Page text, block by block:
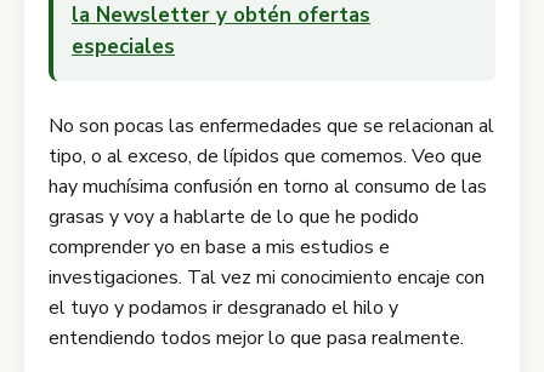
la Newsletter y obtén ofertas
especiales
No son pocas las enfermedades que se relacionan al
tipo, o al exceso, de lípidos que comemos. Veo que
hay muchísima confusión en torno al consumo de las
grasas y voy a hablarte de lo que he podido
comprender yo en base a mis estudios e
investigaciones. Tal vez mi conocimiento encaje con
el tuyo y podamos ir desgranado el hilo y
entendiendo todos mejor lo que pasa realmente.